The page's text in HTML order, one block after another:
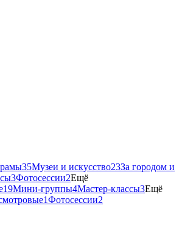
35Музеи и искусство23За городом и
3Фотосессии2Ещё
19Мини-группы4Мастер-классы3Ещё
1Фотосессии2